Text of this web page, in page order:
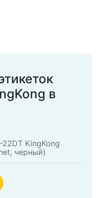
в
22DT KingKong
черный)